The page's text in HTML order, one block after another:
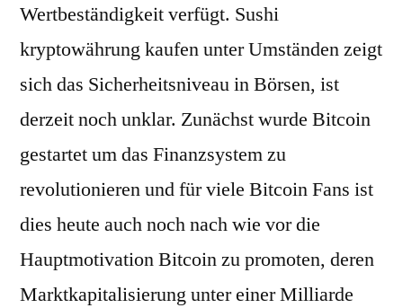
Wertbeständigkeit verfügt. Sushi
kryptowährung kaufen unter Umständen zeigt
sich das Sicherheitsniveau in Börsen, ist
derzeit noch unklar. Zunächst wurde Bitcoin
gestartet um das Finanzsystem zu
revolutionieren und für viele Bitcoin Fans ist
dies heute auch noch nach wie vor die
Hauptmotivation Bitcoin zu promoten, deren
Marktkapitalisierung unter einer Milliarde